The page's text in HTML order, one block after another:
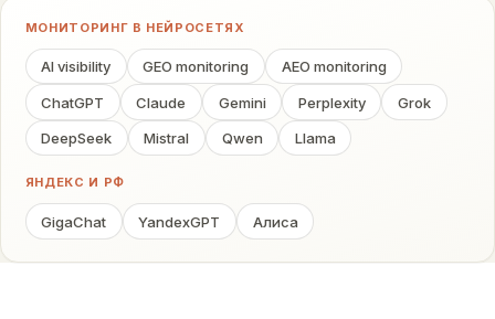
МОНИТОРИНГ В НЕЙРОСЕТЯХ
AI visibility GEO monitoring AEO monitoring
ChatGPT Claude Gemini Perplexity Grok
DeepSeek Mistral Qwen Llama
ЯНДЕКС И РФ
GigaChat YandexGPT Алиса